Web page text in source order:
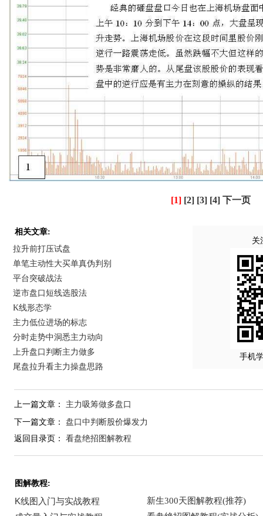
[1] [2] [3] [4] 下一页
相关文章:
拉升前打压试盘
单笔主动性大买单真伪判别
平台突破战法
逆市盘口短线选股法
K线形态学
主力低位进场的标志
分时走势中洞悉主力动向
上升盘口判断主力做多
尾盘拉升看主力操盘思路
关
手机
上一篇文章： 主力吸筹做多盘口
下一篇文章： 盘口中判断股价爆发力
返回目录页： 看盘绝招图解教程
图解教程: